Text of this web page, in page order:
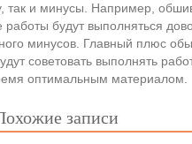
так и минусы. Например,
будут выполняться
минусов. Главный плюс
советовать выполнять
оптимальным материалом.
записи